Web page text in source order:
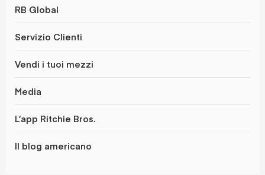
RB Global
Servizio Clienti
Vendi i tuoi mezzi
Media
L’app Ritchie Bros.
Il blog americano